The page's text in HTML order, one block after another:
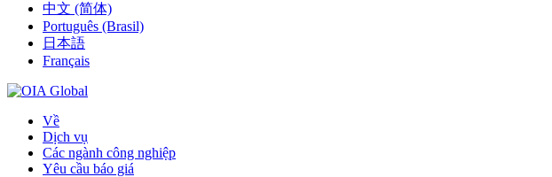
中文 (简体)
Português (Brasil)
日本語
Français
Về
Dịch vụ
Các ngành công nghiệp
Yêu cầu báo giá